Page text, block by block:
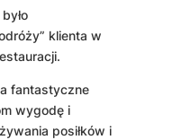
klienta w
fantastyczne
wygodę i
posiłków i